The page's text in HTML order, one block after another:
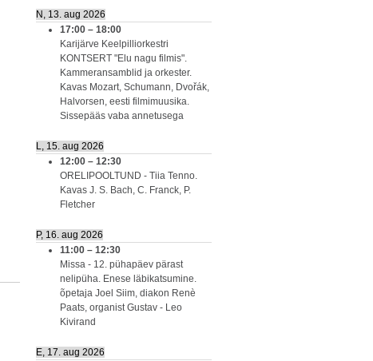
N, 13. aug 2026
17:00 – 18:00
Karijärve Keelpilliorkestri
KONTSERT "Elu nagu filmis".
Kammeransamblid ja orkester.
Kavas Mozart, Schumann, Dvořák,
Halvorsen, eesti filmimuusika.
Sissepääs vaba annetusega
L, 15. aug 2026
12:00 – 12:30
ORELIPOOLTUND - Tiia Tenno.
Kavas J. S. Bach, C. Franck, P.
Fletcher
P, 16. aug 2026
11:00 – 12:30
Missa - 12. pühapäev pärast
nelipüha. Enese läbikatsumine.
õpetaja Joel Siim, diakon Renè
Paats, organist Gustav - Leo
Kivirand
E, 17. aug 2026